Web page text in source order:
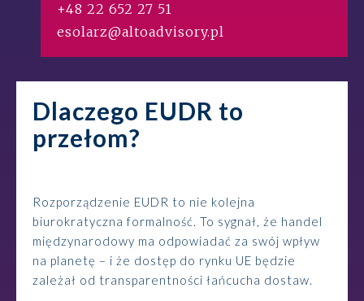
+48 22 652 27 51
esolarz@altoadvisory.pl
Dlaczego EUDR to
przełom?
Rozporządzenie EUDR to nie kolejna
biurokratyczna formalność. To sygnał, że handel
międzynarodowy ma odpowiadać za swój wpływ
na planetę – i że dostęp do rynku UE będzie
zależał od transparentności łańcucha dostaw.